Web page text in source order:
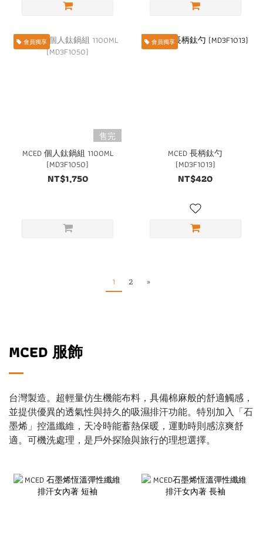
會員獨享
售完
MCED 個人鈦鍋組 1100ML
(MD3F1050)
NT$1,750
會員獨享
MCED 長柄鈦勺
(MD3F1013)
NT$420
1 2 »
MCED 服飾
台灣製造。超輕量仿生機能布料，具備棉麻般的舒適觸感，
並提供優異的透氣性與持久的吸濕排汗功能。特別加入「石
墨烯」控溫纖維，天冷時能蓄熱保暖，運動時則感涼爽舒
適。可機洗處理，是戶外探險與旅行的理想選擇。